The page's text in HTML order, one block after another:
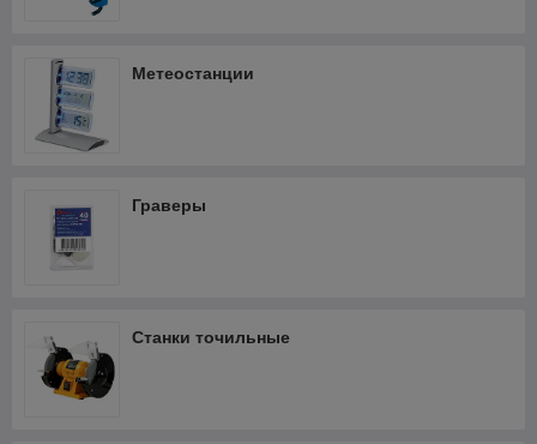
Метеостанции
Граверы
Станки точильные